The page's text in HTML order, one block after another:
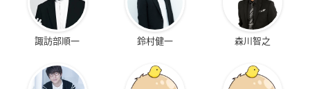
諏訪部順一 鈴村健一 森川智之